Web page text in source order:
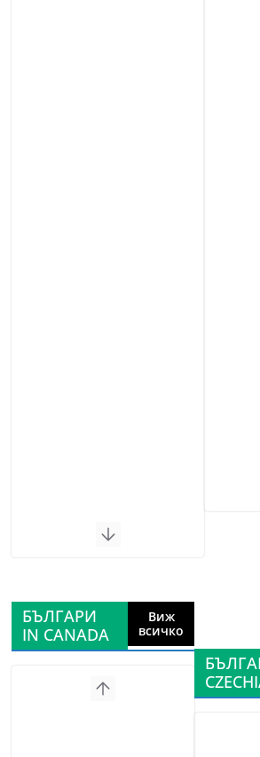
БЪЛГАРИ
IN CANADA
Виж
всичко